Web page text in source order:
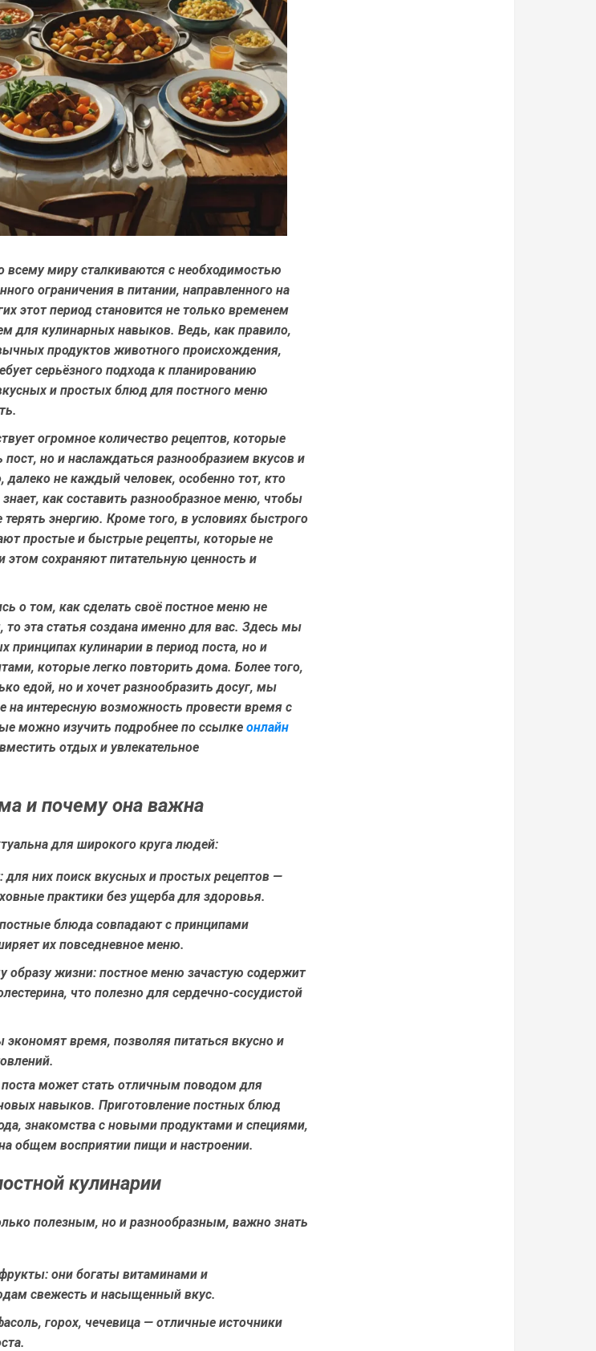
миру сталкиваются с необходимостью
ограничения в питании, направленного на
этот период становится не только временем
для кулинарных навыков. Ведь, как правило,
продуктов животного происхождения,
серьёзного подхода к планированию
и простых блюд для постного меню
огромное количество рецептов, которые
но и наслаждаться разнообразием вкусов и
далеко не каждый человек, особенно тот, кто
как составить разнообразное меню, чтобы
энергию. Кроме того, в условиях быстрого
простые и быстрые рецепты, которые не
сохраняют питательную ценность и
о том, как сделать своё постное меню не
эта статья создана именно для вас. Здесь мы
кулинарии в период поста, но и
которые легко повторить дома. Более того,
едой, но и хочет разнообразить досуг, мы
на интересную возможность провести время с
можно изучить подробнее по ссылке онлайн
отдых и увлекательное
и почему она важна
для широкого круга людей:
для них поиск вкусных и простых рецептов —
практики без ущерба для здоровья.
блюда совпадают с принципами
их повседневное меню.
образу жизни: постное меню зачастую содержит
что полезно для сердечно-сосудистой
экономят время, позволяя питаться вкусно и
может стать отличным поводом для
навыков. Приготовление постных блюд
знакомства с новыми продуктами и специями,
общем восприятии пищи и настроении.
кулинарии
полезным, но и разнообразным, важно знать
они богаты витаминами и
свежесть и насыщенный вкус.
горох, чечевица — отличные источники